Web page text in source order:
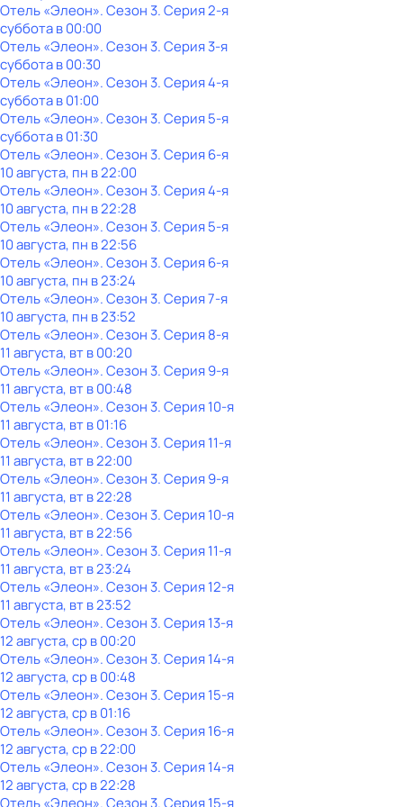
Отель «Элеон». Сезон 3. Серия 2-я
субботав00:00
Отель «Элеон». Сезон 3. Серия 3-я
субботав00:30
Отель «Элеон». Сезон 3. Серия 4-я
субботав01:00
Отель «Элеон». Сезон 3. Серия 5-я
субботав01:30
Отель «Элеон». Сезон 3. Серия 6-я
10 августа, пн в 22:00
Отель «Элеон». Сезон 3. Серия 4-я
10 августа, пн в 22:28
Отель «Элеон». Сезон 3. Серия 5-я
10 августа, пн в 22:56
Отель «Элеон». Сезон 3. Серия 6-я
10 августа, пн в 23:24
Отель «Элеон». Сезон 3. Серия 7-я
10 августа, пн в 23:52
Отель «Элеон». Сезон 3. Серия 8-я
11 августа, вт в 00:20
Отель «Элеон». Сезон 3. Серия 9-я
11 августа, вт в 00:48
Отель «Элеон». Сезон 3. Серия 10-я
11 августа, вт в 01:16
Отель «Элеон». Сезон 3. Серия 11-я
11 августа, вт в 22:00
Отель «Элеон». Сезон 3. Серия 9-я
11 августа, вт в 22:28
Отель «Элеон». Сезон 3. Серия 10-я
11 августа, вт в 22:56
Отель «Элеон». Сезон 3. Серия 11-я
11 августа, вт в 23:24
Отель «Элеон». Сезон 3. Серия 12-я
11 августа, вт в 23:52
Отель «Элеон». Сезон 3. Серия 13-я
12 августа, ср в 00:20
Отель «Элеон». Сезон 3. Серия 14-я
12 августа, ср в 00:48
Отель «Элеон». Сезон 3. Серия 15-я
12 августа, ср в 01:16
Отель «Элеон». Сезон 3. Серия 16-я
12 августа, ср в 22:00
Отель «Элеон». Сезон 3. Серия 14-я
12 августа, ср в 22:28
Отель «Элеон». Сезон 3. Серия 15-я